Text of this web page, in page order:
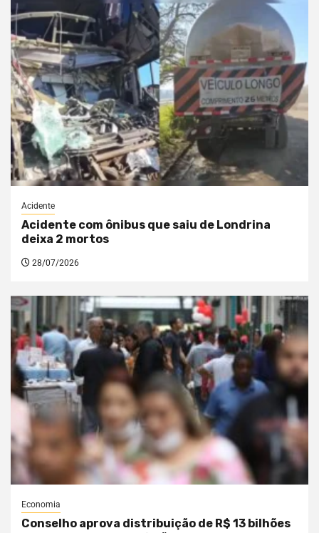
Acidente
Acidente com ônibus que saiu de Londrina
deixa 2 mortos
28/07/2026
Economia
Conselho aprova distribuição de R$ 13 bilhões